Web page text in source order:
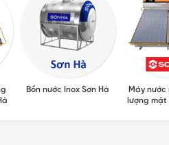
Bồn nước Inox Sơn Hà
Máy
lượng mặt